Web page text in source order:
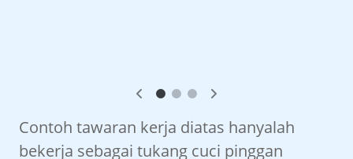
Contoh tawaran kerja diatas hanyalah
bekerja sebagai tukang cuci pinggan